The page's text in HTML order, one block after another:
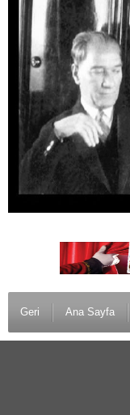
Geri Ana Sayfa